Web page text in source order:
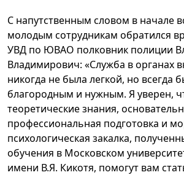
С напутственным словом в начале
молодым сотрудникам обратился
УВД по ЮВАО полковник полиции
Владимирович: «Служба в органах
никогда не была легкой, но всегда
благородным и нужным. Я уверен,
теоретические знания,
профессиональная подготовка и
психологическая закалка,
обучения в Московском
имени В.Я. Кикотя, помогут вам